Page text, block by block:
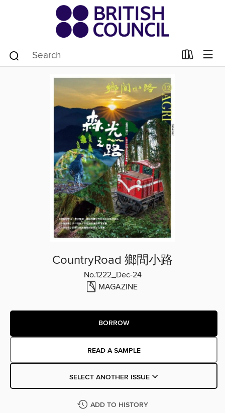
CountryRoad 鄉間小路
No.1222_Dec-24
MAGAZINE
BORROW
READ A SAMPLE
SELECT ANOTHER ISSUE
ADD TO HISTORY